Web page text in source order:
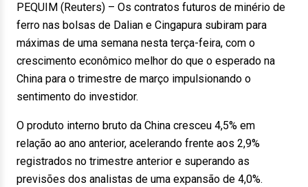
PEQUIM (Reuters) – Os contratos futuros de minério de
ferro nas bolsas de Dalian e Cingapura subiram para
máximas de uma semana nesta terça-feira, com o
crescimento econômico melhor do que o esperado na
China para o trimestre de março impulsionando o
sentimento do investidor.
O produto interno bruto da China cresceu 4,5% em
relação ao ano anterior, acelerando frente aos 2,9%
registrados no trimestre anterior e superando as
previsões dos analistas de uma expansão de 4,0%.